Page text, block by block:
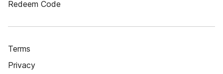
Redeem Code
Terms
Privacy